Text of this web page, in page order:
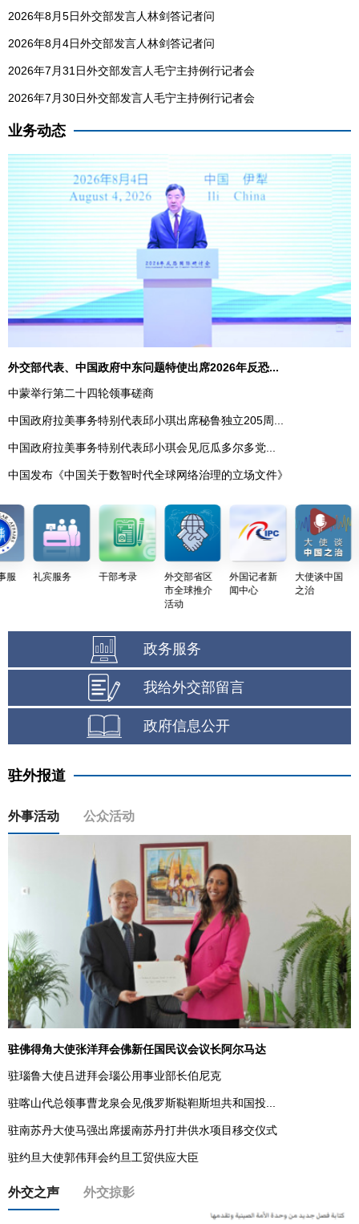
2026年8月5日外交部发言人林剑答记者问
2026年8月4日外交部发言人林剑答记者问
2026年7月31日外交部发言人毛宁主持例行记者会
2026年7月30日外交部发言人毛宁主持例行记者会
业务动态
外交部代表、中国政府中东问题特使出席2026年反恐...
中蒙举行第二十四轮领事磋商
中国政府拉美事务特别代表邱小琪出席秘鲁独立205周...
中国政府拉美事务特别代表邱小琪会见厄瓜多尔多党...
中国发布《中国关于数智时代全球网络治理的立场文件》
礼宾服务 干部考录
外交部省区
市全球推介
外国记者新
闻中心
大使谈中国
中
政务服务
我给外交部留言
政府信息公开
驻外报道
外事活动 公众活动
驻佛得角大使张洋拜会佛新任国民议会议长阿尔马达
驻瑙鲁大使吕进拜会瑙公用事业部长伯尼克
驻喀山代总领事曹龙泉会见俄罗斯鞑靼斯坦共和国投...
驻南苏丹大使马强出席援南苏丹打井供水项目移交仪式
驻约旦大使郭伟拜会约旦工贸供应大臣
外交之声 外交掠影